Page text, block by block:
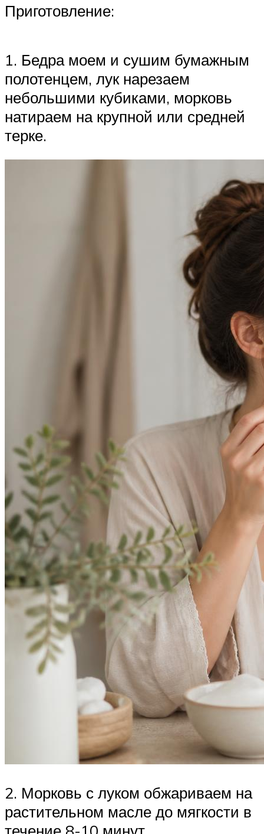
Приготовление:
1. Бедра моем и сушим бумажным
полотенцем, лук нарезаем
небольшими кубиками, морковь
натираем на крупной или средней
терке.
2. Морковь с луком обжариваем на
растительном масле до мягкости в